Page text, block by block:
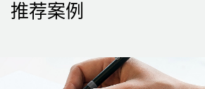
推荐案例